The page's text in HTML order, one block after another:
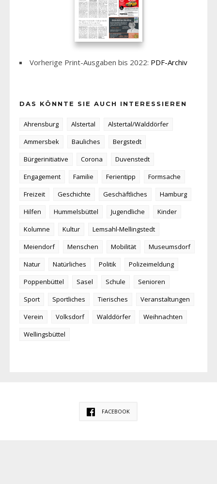
Vorherige Print-Ausgaben bis 2022: PDF-Archiv
DAS KÖNNTE SIE AUCH INTERESSIEREN
Ahrensburg Alstertal
Alstertal/Walddörfer
Ammersbek
Bauliches
Bergstedt
Bürgerinitiative
Corona
Duvenstedt
Engagement
Familie Ferientipp
Formsache
Freizeit
Geschichte Geschäftliches
Hamburg
Hilfen
Hummelsbüttel Jugendliche
Kinder
Kolumne
Kultur
Lemsahl-Mellingstedt
Meiendorf
Menschen Mobilität
Museumsdorf
Natur
Natürliches Politik
Polizeimeldung
Poppenbüttel
Sasel Schule
Senioren
Sport
Sportliches Tierisches
Veranstaltungen
Verein
Volksdorf Walddörfer
Weihnachten
Wellingsbüttel
FACEBOOK